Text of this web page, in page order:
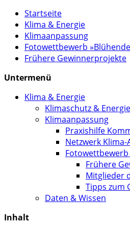
Startseite
Klima & Energie
Klimaanpassung
Fotowettbewerb
Frühere Gewinnerprojekte
Untermenü
Klima & Energie
Klimaschutz &
Klimaanpassung
Praxishilfe
Netzwerk
Frühere
Mitglieder
Tipps zum
Daten & Wissen
Inhalt